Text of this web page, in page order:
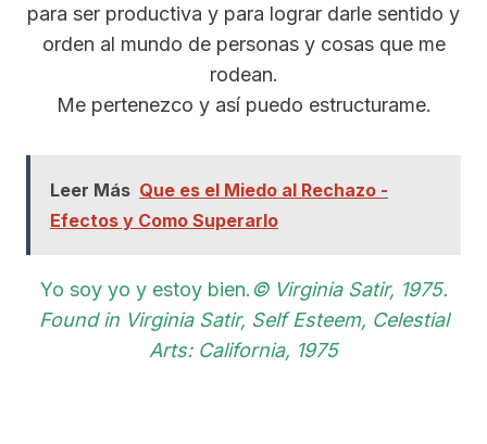
para ser productiva y para lograr darle sentido y
orden al mundo de personas y cosas que me
rodean.
Me pertenezco y así puedo estructurame.
Leer Más Que es el Miedo al Rechazo -
Efectos y Como Superarlo
Yo soy yo y estoy bien. © Virginia Satir, 1975.
Found in Virginia Satir, Self Esteem, Celestial
Arts: California, 1975